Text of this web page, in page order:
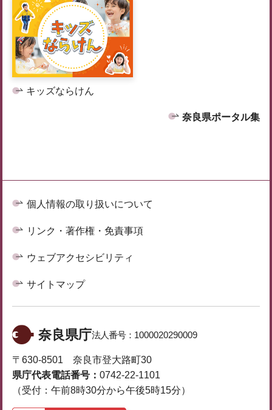
キッズならけん
奈良県ポータル集
個人情報の取り扱いについて
リンク・著作権・免責事項
ウェブアクセシビリティ
サイトマップ
奈良県庁法人番号： 1000020290009
〒630-8501 奈良市登大路町30
県庁代表電話番号： 0742-22-1101
（受付：午前8時30分から午後5時15分）